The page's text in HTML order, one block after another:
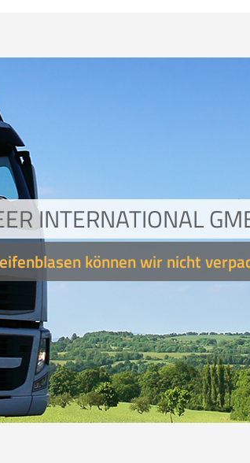
INTERNATIONAL
können wir nicht